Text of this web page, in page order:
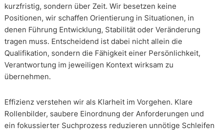
kurzfristig, sondern über Zeit. Wir besetzen keine
Positionen, wir schaffen Orientierung in Situationen, in
denen Führung Entwicklung, Stabilität oder Veränderung
tragen muss. Entscheidend ist dabei nicht allein die
Qualifikation, sondern die Fähigkeit einer Persönlichkeit,
Verantwortung im jeweiligen Kontext wirksam zu
übernehmen.
Effizienz verstehen wir als Klarheit im Vorgehen. Klare
Rollenbilder, saubere Einordnung der Anforderungen und
ein fokussierter Suchprozess reduzieren unnötige Schleifen